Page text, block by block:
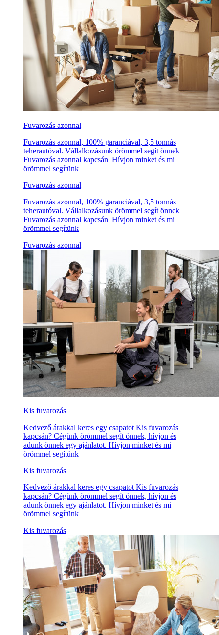
Fuvarozás azonnal
Fuvarozás azonnal, 100% garanciával, 3,5 tonnás
teherautóval. Vállalkozásunk örömmel segít önnek
Fuvarozás azonnal kapcsán. Hívjon minket és mi
örömmel segítünk
Fuvarozás azonnal
Fuvarozás azonnal, 100% garanciával, 3,5 tonnás
teherautóval. Vállalkozásunk örömmel segít önnek
Fuvarozás azonnal kapcsán. Hívjon minket és mi
örömmel segítünk
Fuvarozás azonnal
Kis fuvarozás
Kedvező árakkal keres egy csapatot Kis fuvarozás
kapcsán? Cégünk örömmel segít önnek, hívjon és
adunk önnek egy ajánlatot. Hívjon minket és mi
örömmel segítünk
Kis fuvarozás
Kedvező árakkal keres egy csapatot Kis fuvarozás
kapcsán? Cégünk örömmel segít önnek, hívjon és
adunk önnek egy ajánlatot. Hívjon minket és mi
örömmel segítünk
Kis fuvarozás